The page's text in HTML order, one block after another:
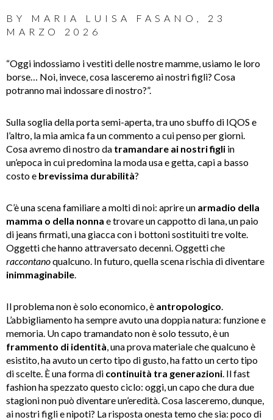
BY MARIA LUISA FASANO
23
MARZO 2026
“Oggi indossiamo i vestiti delle nostre mamme, usiamo le loro
borse… Noi, invece, cosa lasceremo ai nostri figli? Cosa
potranno mai indossare di nostro?”.
Sulla soglia della porta semi-aperta, tra uno sbuffo di IQOS e
l’altro, la mia amica fa un commento a cui penso per giorni.
Cosa avremo di nostro da tramandare ai nostri figli in
un’epoca in cui predomina la moda usa e getta, capi a basso
costo e brevissima durabilità?
C’è una scena familiare a molti di noi: aprire un armadio della
mamma o della nonna e trovare un cappotto di lana, un paio
di jeans firmati, una giacca con i bottoni sostituiti tre volte.
Oggetti che hanno attraversato decenni. Oggetti che
raccontanoqualcuno. In futuro, quella scena rischia di diventare
inimmaginabile
Il problema non è solo economico, è antropologico
L’abbigliamento ha sempre avuto una doppia natura: funzione e
memoria. Un capo tramandato non è solo tessuto, è un
frammento di identità , una prova materiale che qualcuno è
esistito, ha avuto un certo tipo di gusto, ha fatto un certo tipo
di scelte. È una forma di continuità tra generazioni . Il fast
fashion ha spezzato questo ciclo: oggi, un capo che dura due
stagioni non può diventare un’eredità. Cosa lasceremo, dunque,
ai nostri figli e nipoti? La risposta onesta temo che sia: poco di